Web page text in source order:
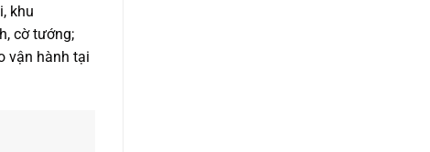
khu
cờ tướng;
vận hành tại